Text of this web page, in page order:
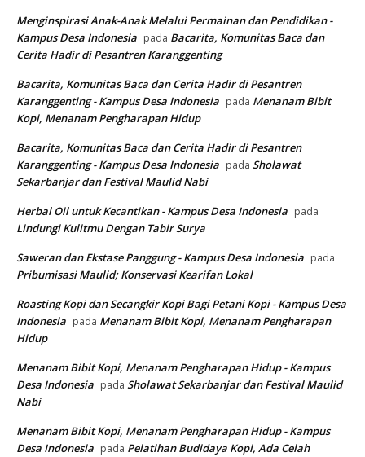
Menginspirasi Anak-Anak Melalui Permainan dan Pendidikan -
Kampus Desa Indonesia pada Bacarita, Komunitas Baca dan
Cerita Hadir di Pesantren Karanggenting
Bacarita, Komunitas Baca dan Cerita Hadir di Pesantren
Karanggenting - Kampus Desa Indonesia pada Menanam Bibit
Kopi, Menanam Pengharapan Hidup
Bacarita, Komunitas Baca dan Cerita Hadir di Pesantren
Karanggenting - Kampus Desa Indonesia pada Sholawat
Sekarbanjar dan Festival Maulid Nabi
Herbal Oil untuk Kecantikan - Kampus Desa Indonesia pada
Lindungi Kulitmu Dengan Tabir Surya
Saweran dan Ekstase Panggung - Kampus Desa Indonesia pada
Pribumisasi Maulid; Konservasi Kearifan Lokal
Roasting Kopi dan Secangkir Kopi Bagi Petani Kopi - Kampus Desa
Indonesia pada Menanam Bibit Kopi, Menanam Pengharapan
Hidup
Menanam Bibit Kopi, Menanam Pengharapan Hidup - Kampus
Desa Indonesia pada Sholawat Sekarbanjar dan Festival Maulid
Nabi
Menanam Bibit Kopi, Menanam Pengharapan Hidup - Kampus
Desa Indonesia pada Pelatihan Budidaya Kopi, Ada Celah